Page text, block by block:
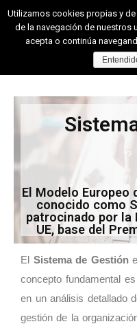
El Modelo Europeo
conocido como
patrocinado por la
UE, base del
El Sistema de Gestión
concepto fundamental
en un análisis detallado
gestión de la
Utilizamos cookies propias y
de la navegación de nuestros
acepta o continúa